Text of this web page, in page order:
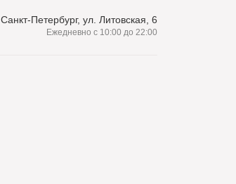
Санкт-Петербург, ул. Литовская, 6
Ежедневно с 10:00 до 22:00